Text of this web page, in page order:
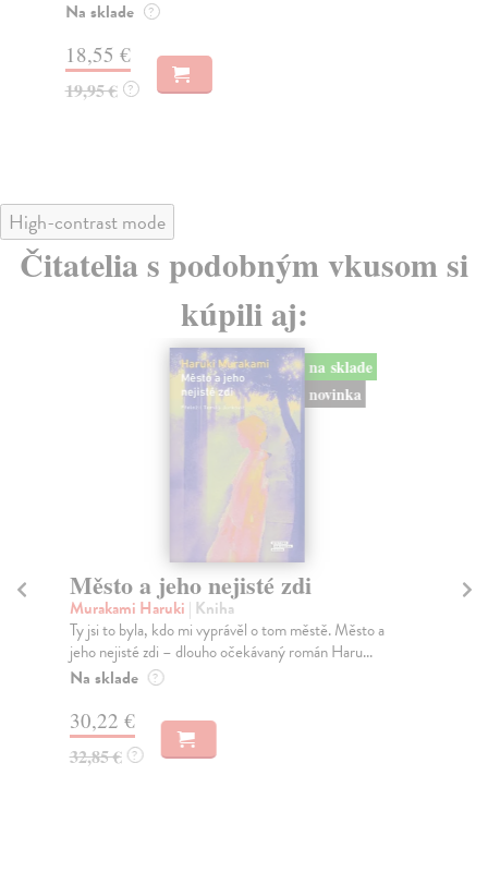
30,22 €
32,85 €
High-contrast mode
Čitatelia s podobným vkusom si
kúpili aj:
na sklade
novinka
Město a jeho nejisté zdi
Murakami Haruki| Kniha
Ty jsi to byla, kdo mi vyprávěl o tom městě. Město a
jeho nejisté zdi – dlouho očekávaný román Haru...
Na sklade ?
30,22 €
32,85 € ?